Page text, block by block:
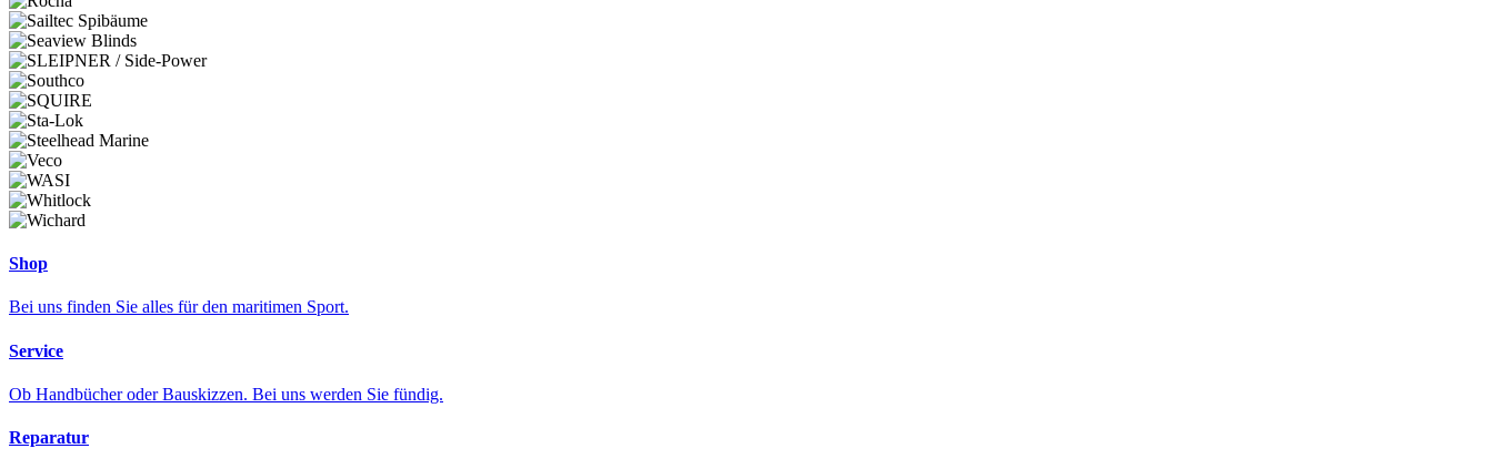
Shop
Bei uns finden Sie alles für den maritimen Sport.
Service
Ob Handbücher oder Bauskizzen. Bei uns werden Sie fündig.
Reparatur